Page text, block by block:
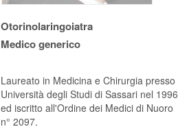
Otorinolaringoiatra
Medico generico
Laureato in Medicina e Chirurgia presso
Università degli Studi di Sassari nel 1996
ed iscritto all'Ordine dei Medici di Nuoro
n° 2097.